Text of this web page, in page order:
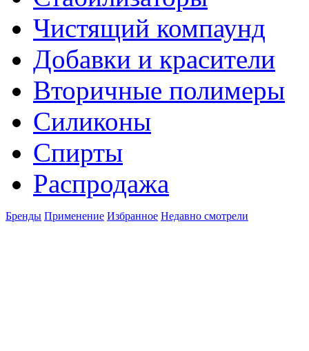
Чистящий компаунд
Добавки и красители
Вторичные полимеры
Силиконы
Спирты
Распродажа
Бренды Применение Избранное Недавно смотрели